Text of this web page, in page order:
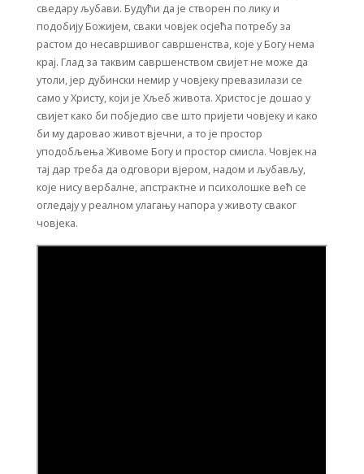
сведару љубави. Будући да је створен по лику и
подобију Божијем, сваки човјек осјећа потребу за
растом до несавршивог савршенства, које у Богу нема
крај. Глад за таквим савршенством свијет не може да
утоли, јер дубински немир у човјеку превазилази се
само у Христу, који је Хљеб живота. Христос је дошао у
свијет како би побједио све што пријети човјеку и како
би му даровао живот вјечни, а то је простор
уподобљења Живоме Богу и простор смисла. Човјек на
тај дар треба да одговори вјером, надом и љубављу,
које нису вербалне, апстрактне и психолошке већ се
огледају у реалном улагању напора у животу сваког
човјека.